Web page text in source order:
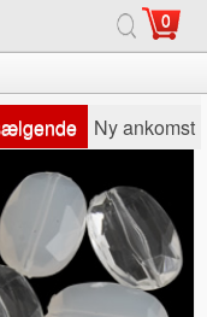
0
Ny ankomst